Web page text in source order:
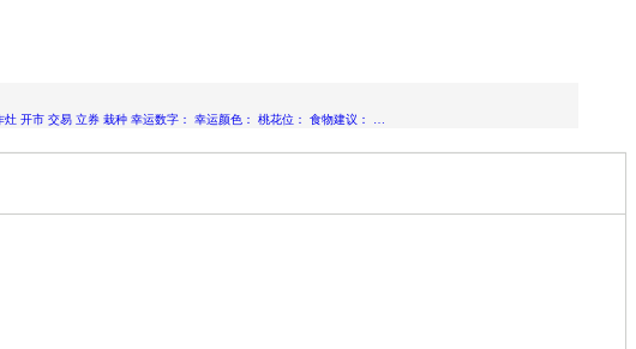
开市 交易 立券 栽种 幸运数字： 幸运颜色： 桃花位： 食物建议： …